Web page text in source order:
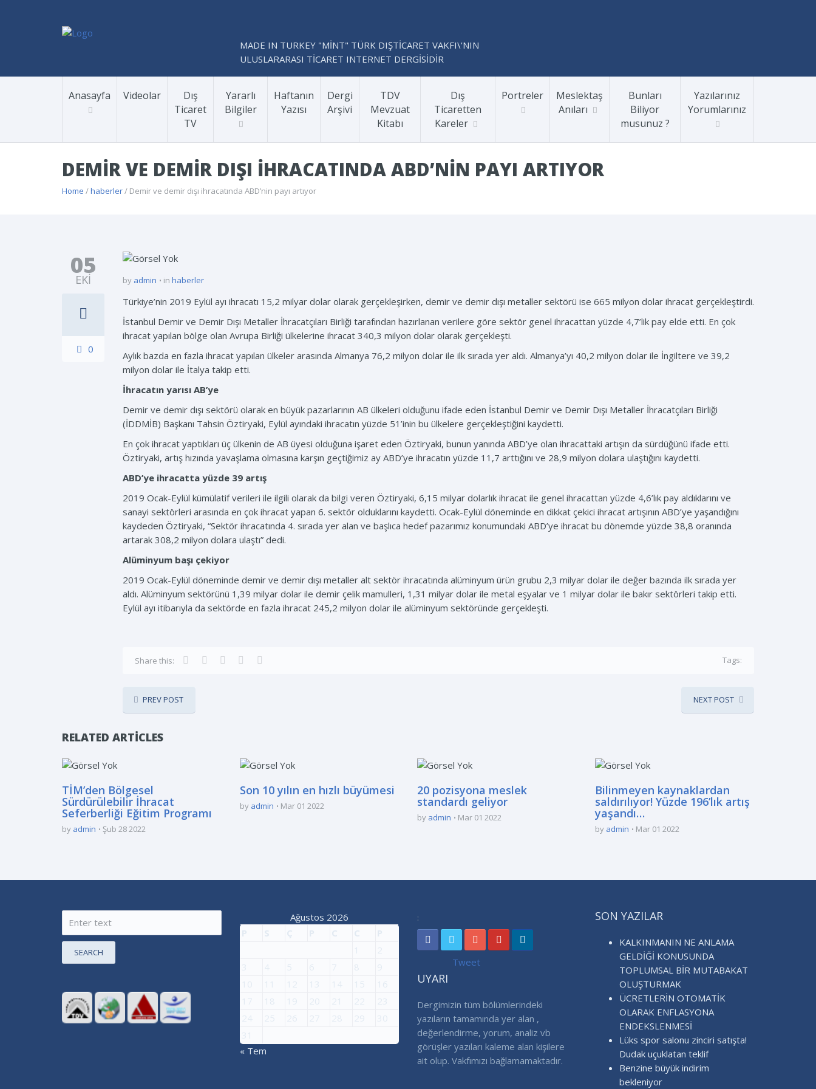
MADE IN TURKEY "MİNT" TÜRK DIŞTİCARET VAKFI\'NIN
ULUSLARARASI TİCARET INTERNET DERGİSİDİR
Anasayfa Videolar
Dış
Ticaret
TV
Yararlı
Bilgiler
Haftanın
Yazısı
Dergi
Arşivi
TDV
Mevzuat
Kitabı
Dış
Ticaretten
Kareler
Portreler
Meslektaş
Anıları
Bunları
Biliyor
musunuz ?
Yazılarınız
Yorumlarınız
DEMIR VE DEMIR DIŞI IHRACATINDA ABD’NIN PAYI ARTIYOR
Home /haberler/ Demir ve demir dışı ihracatında ABD’nin payı artıyor
05
EKI
0
by admin in haberler
Türkiye’nin 2019 Eylül ayı ihracatı 15,2 milyar dolar olarak gerçekleşirken, demir ve demir dışı metaller sektörü ise 665 milyon dolar ihracat gerçekleştirdi.
İstanbul Demir ve Demir Dışı Metaller İhracatçıları Birliği tarafından hazırlanan verilere göre sektör genel ihracattan yüzde 4,7’lik pay elde etti. En çok
ihracat yapılan bölge olan Avrupa Birliği ülkelerine ihracat 340,3 milyon dolar olarak gerçekleşti.
Aylık bazda en fazla ihracat yapılan ülkeler arasında Almanya 76,2 milyon dolar ile ilk sırada yer aldı. Almanya’yı 40,2 milyon dolar ile İngiltere ve 39,2
milyon dolar ile İtalya takip etti.
İhracatın yarısı AB’ye
Demir ve demir dışı sektörü olarak en büyük pazarlarının AB ülkeleri olduğunu ifade eden İstanbul Demir ve Demir Dışı Metaller İhracatçıları Birliği
(İDDMİB) Başkanı Tahsin Öztiryaki, Eylül ayındaki ihracatın yüzde 51’inin bu ülkelere gerçekleştiğini kaydetti.
En çok ihracat yaptıkları üç ülkenin de AB üyesi olduğuna işaret eden Öztiryaki, bunun yanında ABD’ye olan ihracattaki artışın da sürdüğünü ifade etti.
Öztiryaki, artış hızında yavaşlama olmasına karşın geçtiğimiz ay ABD’ye ihracatın yüzde 11,7 arttığını ve 28,9 milyon dolara ulaştığını kaydetti.
ABD’ye ihracatta yüzde 39 artış
2019 Ocak-Eylül kümülatif verileri ile ilgili olarak da bilgi veren Öztiryaki, 6,15 milyar dolarlık ihracat ile genel ihracattan yüzde 4,6’lık pay aldıklarını ve
sanayi sektörleri arasında en çok ihracat yapan 6. sektör olduklarını kaydetti. Ocak-Eylül döneminde en dikkat çekici ihracat artışının ABD’ye yaşandığını
kaydeden Öztiryaki, “Sektör ihracatında 4. sırada yer alan ve başlıca hedef pazarımız konumundaki ABD’ye ihracat bu dönemde yüzde 38,8 oranında
artarak 308,2 milyon dolara ulaştı” dedi.
Alüminyum başı çekiyor
2019 Ocak-Eylül döneminde demir ve demir dışı metaller alt sektör ihracatında alüminyum ürün grubu 2,3 milyar dolar ile değer bazında ilk sırada yer
aldı. Alüminyum sektörünü 1,39 milyar dolar ile demir çelik mamulleri, 1,31 milyar dolar ile metal eşyalar ve 1 milyar dolar ile bakır sektörleri takip etti.
Eylül ayı itibarıyla da sektörde en fazla ihracat 245,2 milyon dolar ile alüminyum sektöründe gerçekleşti.
Share this: Tags:
PREV POST NEXT POST
RELATED ARTICLES
TİM’den Bölgesel
Sürdürülebilir İhracat
Seferberliği Eğitim Programı
by admin Şub 28 2022
Son 10 yılın en hızlı büyümesi
by admin Mar 01 2022
20 pozisyona meslek
standardı geliyor
by admin Mar 01 2022
Bilinmeyen kaynaklardan
saldırılıyor! Yüzde 196’lık artış
yaşandı…
by admin Mar 01 2022
SEARCH
Ağustos 2026
P
S Ç P C C
P
1
2
3
4 5 6 7 8
9
10
11 12 13 14 15
16
17
18 19 20 21 22
23
24
25 26 27 28 29
30
31
« Tem
:
Tweet
UYARI
Dergimizin tüm bölümlerindeki
yazıların tamamında yer alan ,
değerlendirme, yorum, analiz vb
görüşler yazıları kaleme alan kişilere
ait olup. Vakfımızı bağlamamaktadır.
SON YAZILAR
KALKINMANIN NE ANLAMA
GELDİĞİ KONUSUNDA
TOPLUMSAL BİR MUTABAKAT
OLUŞTURMAK
ÜCRETLERİN OTOMATİK
OLARAK ENFLASYONA
ENDEKSLENMESİ
Lüks spor salonu zinciri satışta!
Dudak uçuklatan teklif
Benzine büyük indirim
bekleniyor